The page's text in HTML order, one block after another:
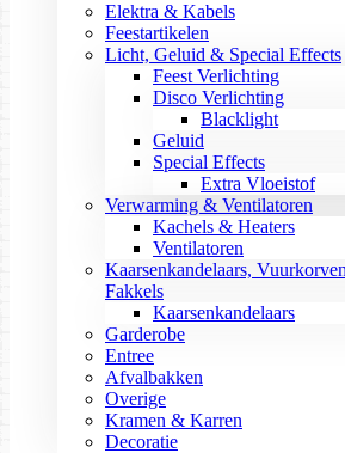
Elektra & Kabels
Feestartikelen
Licht, Geluid & Special Effects
Feest Verlichting
Disco Verlichting
Blacklight
Geluid
Special Effects
Extra Vloeistof
Verwarming & Ventilatoren
Kachels & Heaters
Ventilatoren
Kaarsenkandelaars,
Fakkels
Kaarsenkandelaars
Garderobe
Entree
Afvalbakken
Overige
Kramen & Karren
Decoratie